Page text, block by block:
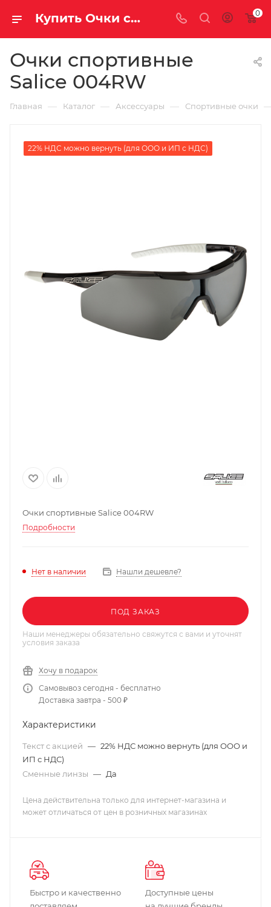
Купить Очки спортивные Salice 004RW за рублей, а со скидкой 0
Очки спортивные
Salice 004RW
Главная — Каталог — Аксессуары — Спортивные очки
22% НДС можно вернуть (для ООО и ИП с НДС)
Очки спортивные Salice 004RW
Подробности
Нет в наличии Нашли дешевле?
ПОД ЗАКАЗ
Наши менеджеры обязательно свяжутся с вами и уточнят
условия заказа
Хочу в подарок
Самовывоз сегодня - бесплатно
Доставка завтра - 500 ₽
Характеристики
Текст с акцией — 22% НДС можно вернуть (для ООО и
ИП с НДС)
Сменные линзы — Да
Цена действительна только для интернет-магазина и
может отличаться от цен в розничных магазинах
Быстро и качественно
Доступные цены